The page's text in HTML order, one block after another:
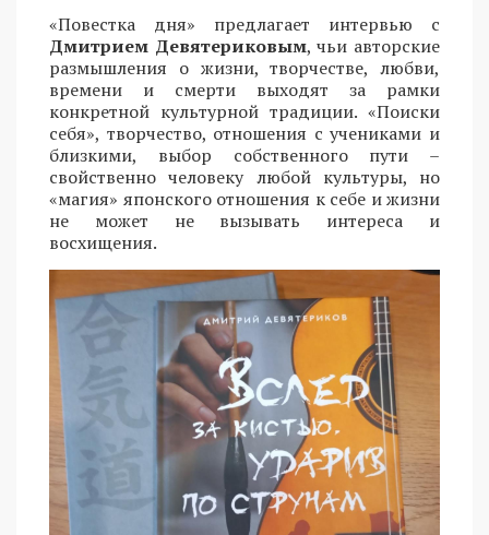
«Повестка дня» предлагает интервью с
Дмитрием Девятериковым, чьи авторские
размышления о жизни, творчестве, любви,
времени и смерти выходят за рамки
конкретной культурной традиции. «Поиски
себя», творчество, отношения с учениками и
близкими, выбор собственного пути –
свойственно человеку любой культуры, но
«магия» японского отношения к себе и жизни
не может не вызывать интереса и
восхищения.